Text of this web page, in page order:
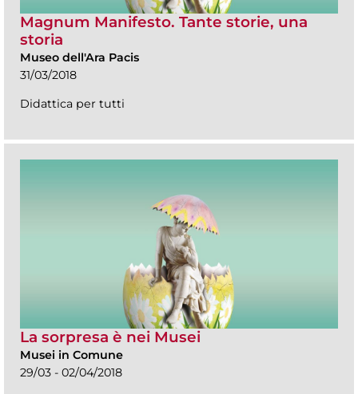
Magnum Manifesto. Tante storie, una
storia
Museo dell'Ara Pacis
31/03/2018
Didattica per tutti
La sorpresa è nei Musei
Musei in Comune
29/03 - 02/04/2018